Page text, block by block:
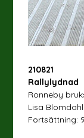
210821
Rallylydnad
Ronneby
Lisa
Fortsättning: